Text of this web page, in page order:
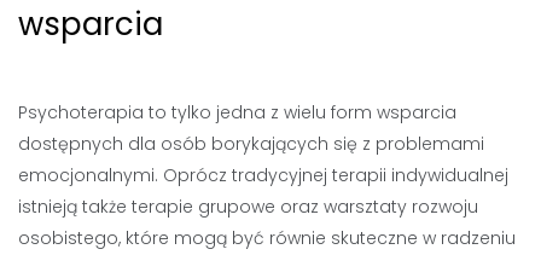
wsparcia
Psychoterapia to tylko jedna z wielu form wsparcia
dostępnych dla osób borykających się z problemami
emocjonalnymi. Oprócz tradycyjnej terapii indywidualnej
istnieją także terapie grupowe oraz warsztaty rozwoju
osobistego, które mogą być równie skuteczne w radzeniu